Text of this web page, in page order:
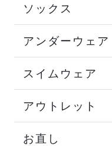
ソックス
アンダーウェア
スイムウェア
アウトレット
お直し